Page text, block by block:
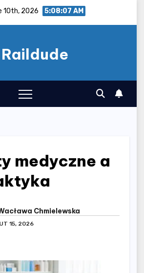
10th, 2026 5:08:08 AM
Raildude
medyczne a
Chmielewska
15, 2026